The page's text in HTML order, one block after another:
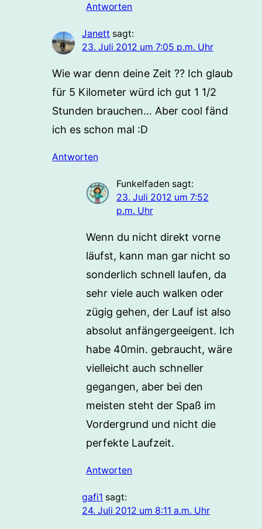
Antworten
Janett sagt:
23. Juli 2012 um 7:05 p.m. Uhr
Wie war denn deine Zeit ?? Ich glaub
für 5 Kilometer würd ich gut 1 1/2
Stunden brauchen… Aber cool fänd
ich es schon mal :D
Antworten
Funkelfaden sagt:
23. Juli 2012 um 7:52
p.m. Uhr
Wenn du nicht direkt vorne
läufst, kann man gar nicht so
sonderlich schnell laufen, da
sehr viele auch walken oder
zügig gehen, der Lauf ist also
absolut anfängergeeigent. Ich
habe 40min. gebraucht, wäre
vielleicht auch schneller
gegangen, aber bei den
meisten steht der Spaß im
Vordergrund und nicht die
perfekte Laufzeit.
Antworten
gafi1 sagt:
24. Juli 2012 um 8:11 a.m. Uhr